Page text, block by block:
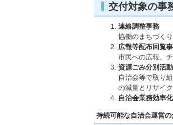
交付対象の事
連絡調整事務
協働のまちづく
広報等配布回覧
市民への広報、
資源ごみ分別活
自治会等で取り
の減量とリサイ
自治会業務効率
持続可能な自治会運営